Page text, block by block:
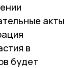
акты
в
будет